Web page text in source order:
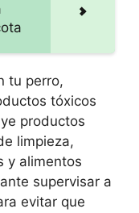
tu perro,
tóxicos
productos
limpieza,
y alimentos
supervisar a
evitar que